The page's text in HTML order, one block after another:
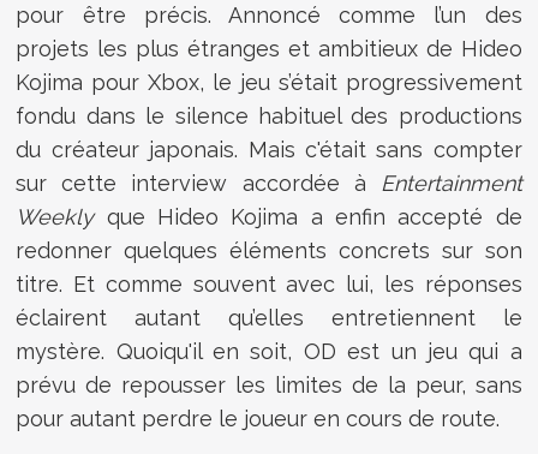
pour être précis. Annoncé comme l’un des
projets les plus étranges et ambitieux de Hideo
Kojima pour Xbox, le jeu s’était progressivement
fondu dans le silence habituel des productions
du créateur japonais. Mais c'était sans compter
sur cette interview accordée à
Entertainment
Weeklyque Hideo Kojima a enfin accepté de
redonner quelques éléments concrets sur son
titre. Et comme souvent avec lui, les réponses
éclairent autant qu’elles entretiennent le
mystère. Quoiqu'il en soit, OD est un jeu qui a
prévu de repousser les limites de la peur, sans
pour autant perdre le joueur en cours de route.